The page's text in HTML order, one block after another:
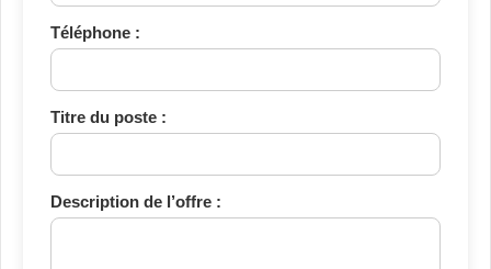
Téléphone :
Titre du poste :
Description de l’offre :